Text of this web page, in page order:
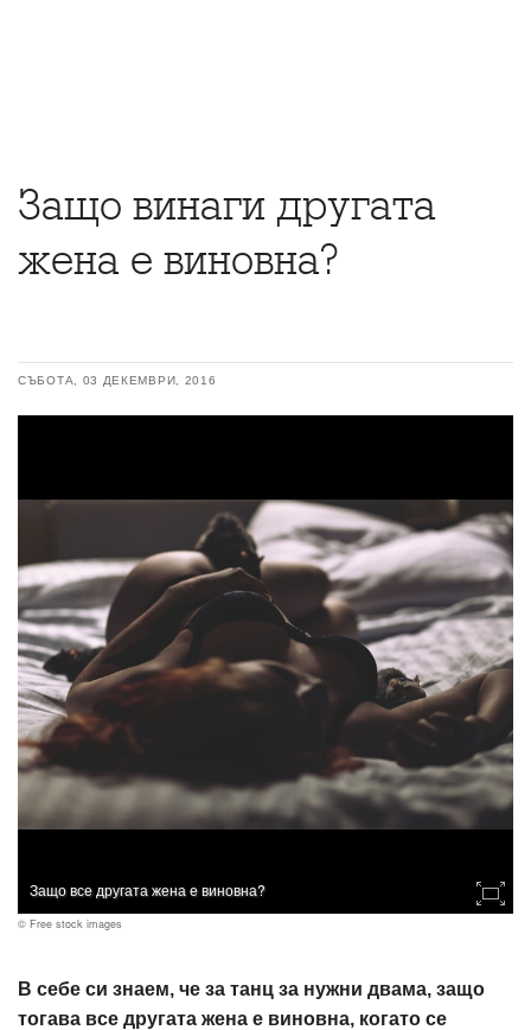
Защо винаги другата
жена е виновна?
СЪБОТА, 03 ДЕКЕМВРИ, 2016
Защо все другата жена е виновна?
© Free stock images
В себе си знаем, че за танц за нужни двама, защо
тогава все другата жена е виновна, когато се